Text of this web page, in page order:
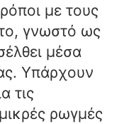
με τους
γνωστό ως
μέσα
Υπάρχουν
τις
ρωγμές